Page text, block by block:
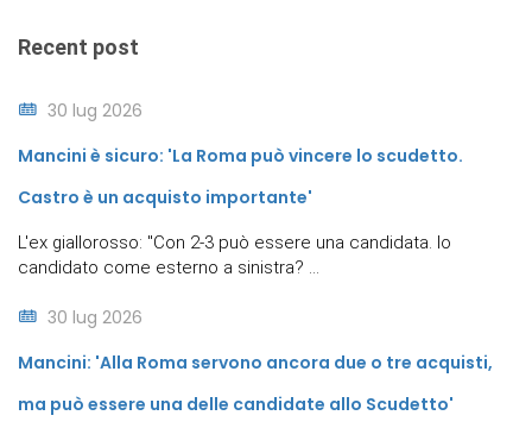
Recent post
30 lug 2026
Mancini è sicuro: 'La Roma può vincere lo scudetto.
Castro è un acquisto importante'
L'ex giallorosso: "Con 2-3 può essere una candidata. Io
candidato come esterno a sinistra? ...
30 lug 2026
Mancini: 'Alla Roma servono ancora due o tre acquisti,
ma può essere una delle candidate allo Scudetto'